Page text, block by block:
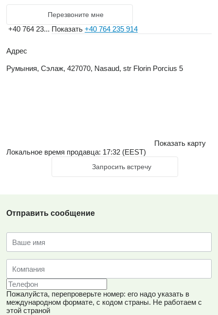
Перезвоните мне
+40 764 23... Показать +40 764 235 914
Адрес
Румыния, Сэлаж, 427070, Nasaud, str Florin Porcius 5
Показать карту
Локальное время продавца: 17:32 (EEST)
Запросить встречу
Отправить сообщение
Пожалуйста, перепроверьте номер: его надо указать в
международном формате, с кодом страны. Не работаем с
этой страной